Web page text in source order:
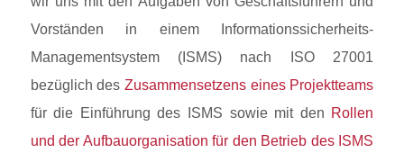
Vorständen in einem Informationssicherheits-
Managementsystem (ISMS) nach ISO 27001
bezüglich des Zusammensetzens eines Projektteams
für die Einführung des ISMS sowie mit den Rollen
und der Aufbauorganisation für den Betrieb des ISMS